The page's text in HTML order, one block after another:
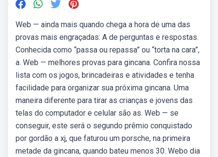
Web — ainda mais quando chega a hora de uma das
provas mais engraçadas: A de perguntas e respostas.
Conhecida como “passa ou repassa” ou “torta na cara”,
a. Web — melhores provas para gincana. Confira nossa
lista com os jogos, brincadeiras e atividades e tenha
facilidade para organizar sua próxima gincana. Uma
maneira diferente para tirar as crianças e jovens das
telas do computador e celular são as. Web — se
conseguir, este será o segundo prêmio conquistado
por gordão a xj, que faturou um porsche, na primeira
metade da gincana, quando bateu menos 30. Webo dia